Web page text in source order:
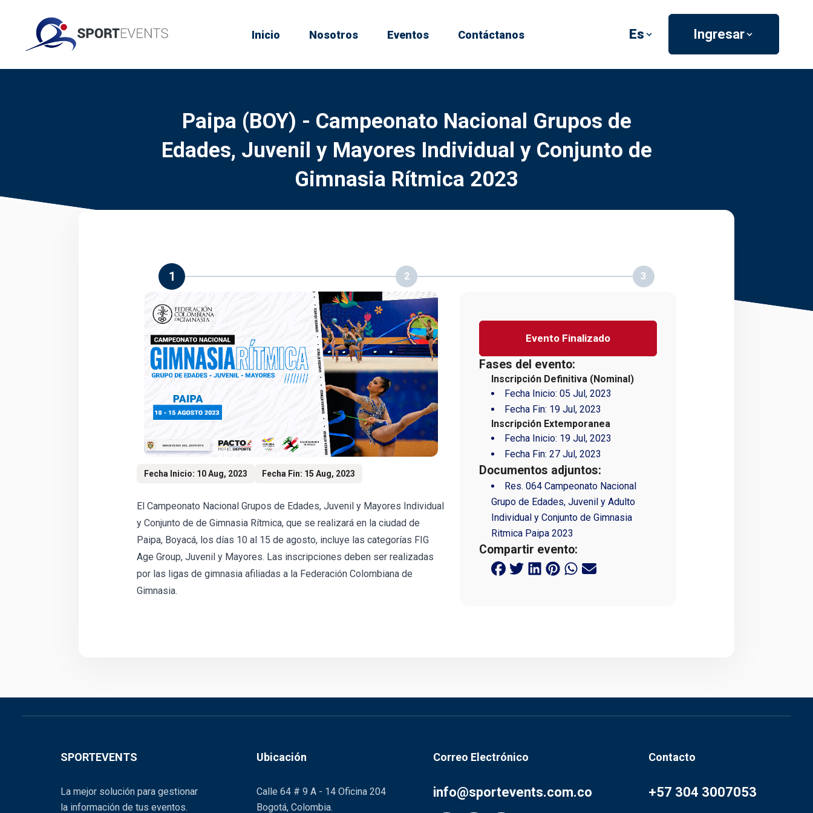
Inicio Nosotros Eventos Contáctanos Es Ingresar
Paipa (BOY) - Campeonato Nacional Grupos de
Edades, Juvenil y Mayores Individual y Conjunto de
Gimnasia Rítmica 2023
1 2 3
Fecha Inicio: 10 Aug, 2023 Fecha Fin: 15 Aug, 2023
El Campeonato Nacional Grupos de Edades, Juvenil y Mayores Individual
y Conjunto de de Gimnasia Rítmica, que se realizará en la ciudad de
Paipa, Boyacá, los días 10 al 15 de agosto, incluye las categorías FIG
Age Group, Juvenil y Mayores. Las inscripciones deben ser realizadas
por las ligas de gimnasia afiliadas a la Federación Colombiana de
Gimnasia.
Evento Finalizado
Fases del evento:
Inscripción Definitiva (Nominal)
Fecha Inicio:05 Jul, 2023
Fecha Fin: 19 Jul, 2023
Inscripción Extemporanea
Fecha Inicio: 19 Jul, 2023
Fecha Fin:27 Jul, 2023
Documentos adjuntos:
Res. 064 Campeonato Nacional
Grupo de Edades, Juvenil y Adulto
Individual y Conjunto de Gimnasia
Ritmica Paipa 2023
Compartir evento:
SPORTEVENTS
La mejor solución para gestionar
la información de tus eventos.
Ubicación
Calle 64 # 9 A - 14 Oficina 204
Bogotá, Colombia.
Correo Electrónico
info@sportevents.com.co
Contacto
+57 304 3007053